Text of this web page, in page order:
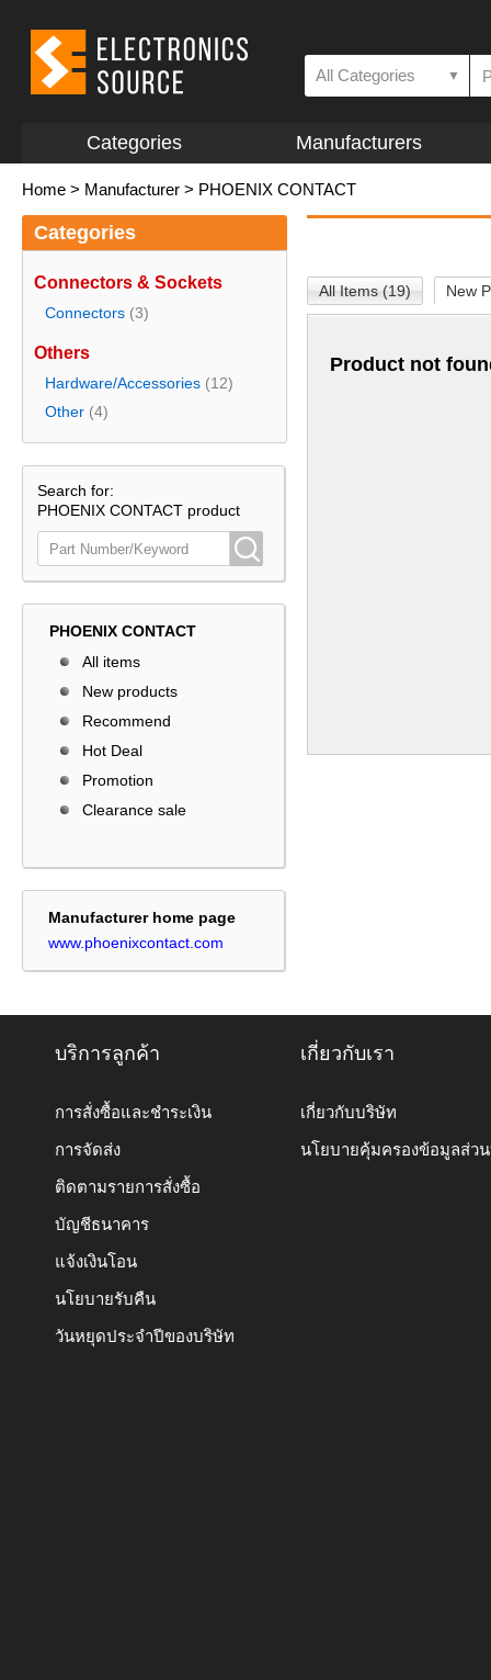
All Categories ▼
Categories Manufacturers
Home > Manufacturer > PHOENIX CONTACT
Categories
Connectors & Sockets
Connectors (3)
Others
Hardware/Accessories (12)
Other (4)
Search for:
PHOENIX CONTACT product
PHOENIX CONTACT
All items
New products
Recommend
Hot Deal
Promotion
Clearance sale
Manufacturer home page
www.phoenixcontact.com
All Items (19) New
Product not
บริการลูกค้า
การสั่งซื้อและชำระเงิน
การจัดส่ง
ติดตามรายการสั่งซื้อ
บัญชีธนาคาร
แจ้งเงินโอน
นโยบายรับคืน
วันหยุดประจำปีของบริษัท
เกี่ยวกับเรา
เกี่ยวกับบริษัท
นโยบายคุ้มครองข้อมูลส่ว